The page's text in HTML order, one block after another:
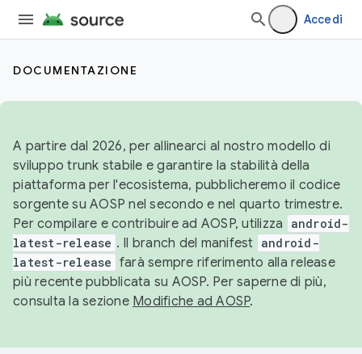
Accedi
DOCUMENTAZIONE
A partire dal 2026, per allinearci al nostro modello di
sviluppo trunk stabile e garantire la stabilità della
piattaforma per l'ecosistema, pubblicheremo il codice
sorgente su AOSP nel secondo e nel quarto trimestre.
Per compilare e contribuire ad AOSP, utilizza
android-
latest-release . Il branch del manifest android-
latest-release farà sempre riferimento alla release
più recente pubblicata su AOSP. Per saperne di più,
consulta la sezione Modifiche ad AOSP.